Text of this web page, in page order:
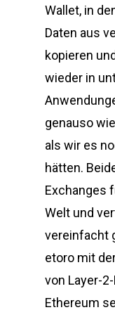
Wallet, in
Daten aus
kopieren
wieder in
genauso
als wir es
hätten.
Exchanges
Welt und
vereinfacht
etoro mit
von Layer-
Ethereum